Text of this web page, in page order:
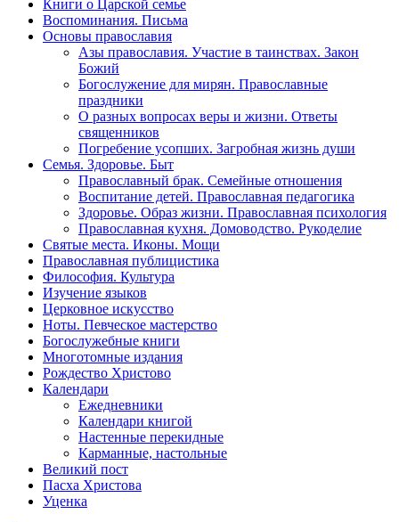
Книги о Царской семье
Воспоминания. Письма
Основы православия
Азы православия. Участие в таинствах. Закон
Божий
Богослужение для мирян. Православные
праздники
О разных вопросах веры и жизни. Ответы
священников
Погребение усопших. Загробная жизнь души
Семья. Здоровье. Быт
Православный брак. Семейные отношения
Воспитание детей. Православная педагогика
Здоровье. Образ жизни. Православная психология
Православная кухня. Домоводство. Рукоделие
Святые места. Иконы. Мощи
Православная публицистика
Философия. Культура
Изучение языков
Церковное искусство
Ноты. Певческое мастерство
Богослужебные книги
Многотомные издания
Рождество Христово
Календари
Ежедневники
Календари книгой
Настенные перекидные
Карманные, настольные
Великий пост
Пасха Христова
Уценка